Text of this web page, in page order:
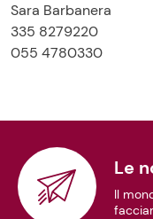
Sara Barbanera
335 8279220
055 4780330
Le
Il